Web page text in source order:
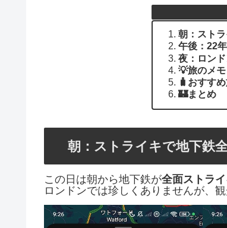
朝：スト
午後：22
夜：ロン
💡旅のメモ
🧳おすす
🏰まとめ
朝：ストライキで地下鉄
この日は朝から地下鉄が全面ストラ
ロンドンでは珍しくありませんが、